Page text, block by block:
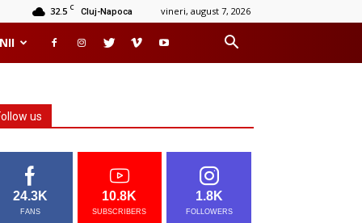
32.5 C Cluj-Napoca vineri, august 7, 2026
us
24.3K
FANS
10.8K
SUBSCRIBERS
1.8K
FOLLOWERS